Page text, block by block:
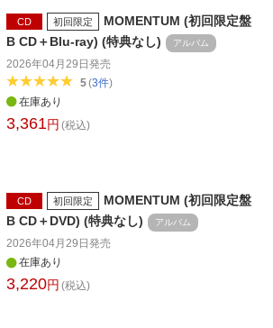
CD 初回限定
MOMENTUM (初回限定盤
B CD＋Blu-ray) (特典なし)
アルバム
2026年04月29日発売
5(3件)
在庫あり
3,361円 (税込)
CD 初回限定
MOMENTUM (初回限定盤
B CD＋DVD) (特典なし)
アルバム
2026年04月29日 発売
在庫あり
3,220円 (税込)